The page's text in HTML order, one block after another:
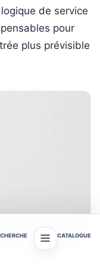
de service
pour
plus prévisible
CATALOGUE